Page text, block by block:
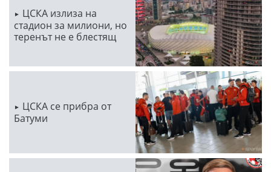
ЦСКА излиза на
стадион за милиони, но
теренът не е блестящ
ЦСКА се прибра от
Батуми